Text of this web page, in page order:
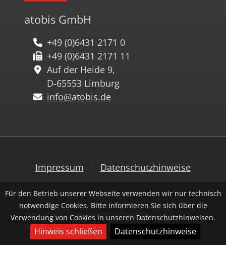
Für den Betrieb unserer Webseite verwenden wir nur technisch
notwendige Cookies. Bitte informieren Sie sich über die
Verwendung von Cookies in unseren Datenschutzhinweisen.
Hinweis schließen Datenschutzhinweise
atobis GmbH
+49 (0)6431 2171 0
+49 (0)6431 2171 11
Auf der Heide 9,
D-65553 Limburg
info@atobis.de
Impressum Datenschutzhinweise
www.atobis.de, © Design 2019 - 2026 bydie-
webdesigner.de